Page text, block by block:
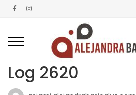
Log 2620